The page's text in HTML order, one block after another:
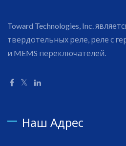
Toward Technologies, Inc.
твердотельных реле, реле с
и MEMS переключателей.
Наш Адрес